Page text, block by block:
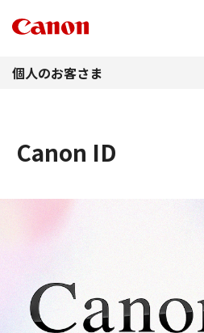
個人のお客さま
Canon ID